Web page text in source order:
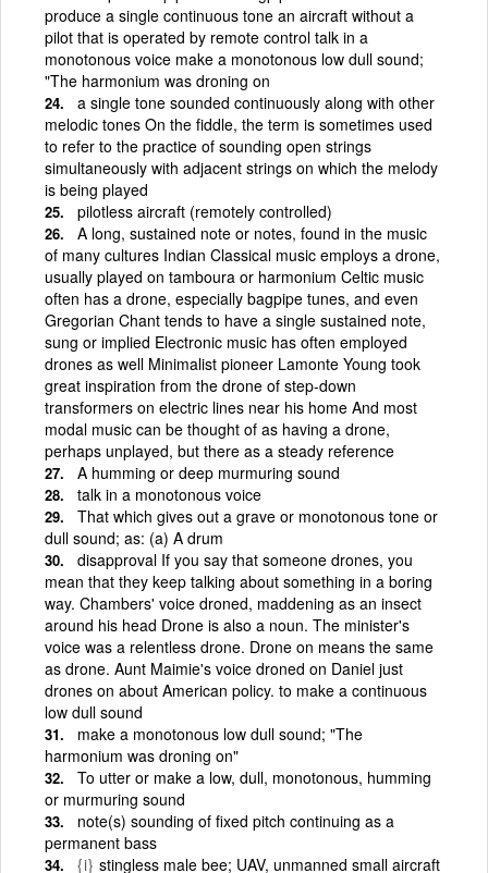
produce a single continuous tone an aircraft without a
pilot that is operated by remote control talk in a
monotonous voice make a monotonous low dull sound;
"The harmonium was droning on
a single tone sounded continuously along with other
melodic tones On the fiddle, the term is sometimes used
to refer to the practice of sounding open strings
simultaneously with adjacent strings on which the melody
is being played
pilotless aircraft (remotely controlled)
A long, sustained note or notes, found in the music
of many cultures Indian Classical music employs a drone,
usually played on tamboura or harmonium Celtic music
often has a drone, especially bagpipe tunes, and even
Gregorian Chant tends to have a single sustained note,
sung or implied Electronic music has often employed
drones as well Minimalist pioneer Lamonte Young took
great inspiration from the drone of step-down
transformers on electric lines near his home And most
modal music can be thought of as having a drone,
perhaps unplayed, but there as a steady reference
A humming or deep murmuring sound
talk in a monotonous voice
That which gives out a grave or monotonous tone or
dull sound; as: (a) A drum
disapproval If you say that someone drones, you
mean that they keep talking about something in a boring
way. Chambers' voice droned, maddening as an insect
around his head Drone is also a noun. The minister's
voice was a relentless drone. Drone on means the same
as drone. Aunt Maimie's voice droned on Daniel just
drones on about American policy. to make a continuous
low dull sound
make a monotonous low dull sound; "The
harmonium was droning on"
To utter or make a low, dull, monotonous, humming
or murmuring sound
note(s) sounding of fixed pitch continuing as a
permanent bass
{i} stingless male bee; UAV, unmanned small aircraft